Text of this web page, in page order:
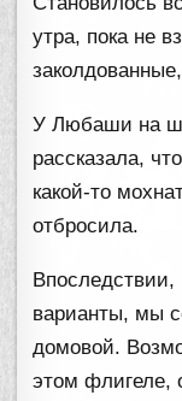
утра, пока не
У Любаши на
рассказала,
какой-то
отбросила.
варианты, мы
домовой.
этом флигеле,